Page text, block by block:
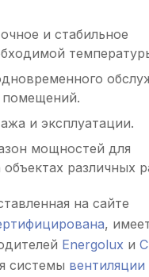
и стабильное
помещений.
и эксплуатации.
мощностей для
объектах различных
на сайте
,
Energolux и
системы вентиляции